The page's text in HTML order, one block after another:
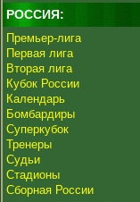
РОССИЯ:
Премьер-лига
Первая лига
Вторая лига
Кубок России
Календарь
Бомбардиры
Суперкубок
Тренеры
Судьи
Стадионы
Сборная России